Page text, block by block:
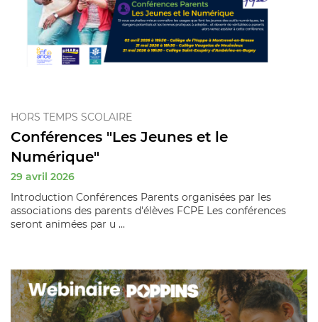
HORS TEMPS SCOLAIRE
Conférences "Les Jeunes et le
Numérique"
29 avril 2026
Introduction Conférences Parents organisées par les
associations des parents d'élèves FCPE Les conférences
seront animées par u ...